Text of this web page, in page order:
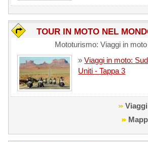
TOUR IN MOTO NEL
Mototurismo: Viaggi in
»Viaggi in moto:
Uniti - Tappa 3